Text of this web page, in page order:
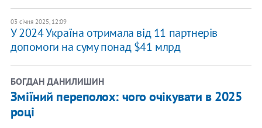
03 січня 2025, 12:09
У 2024 Україна отримала від 11 партнерів
допомоги на суму понад $41 млрд
БОГДАН ДАНИЛИШИН
Зміїний переполох: чого очікувати в 2025
році